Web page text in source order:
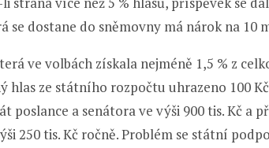
se dostane do sněmovny má nárok na 10
ve volbách získala nejméně 1,5 % z
hlas ze státního rozpočtu uhrazeno 100
poslance a senátora ve výši 900 tis. Kč a
250 tis. Kč ročně. Problém se státní